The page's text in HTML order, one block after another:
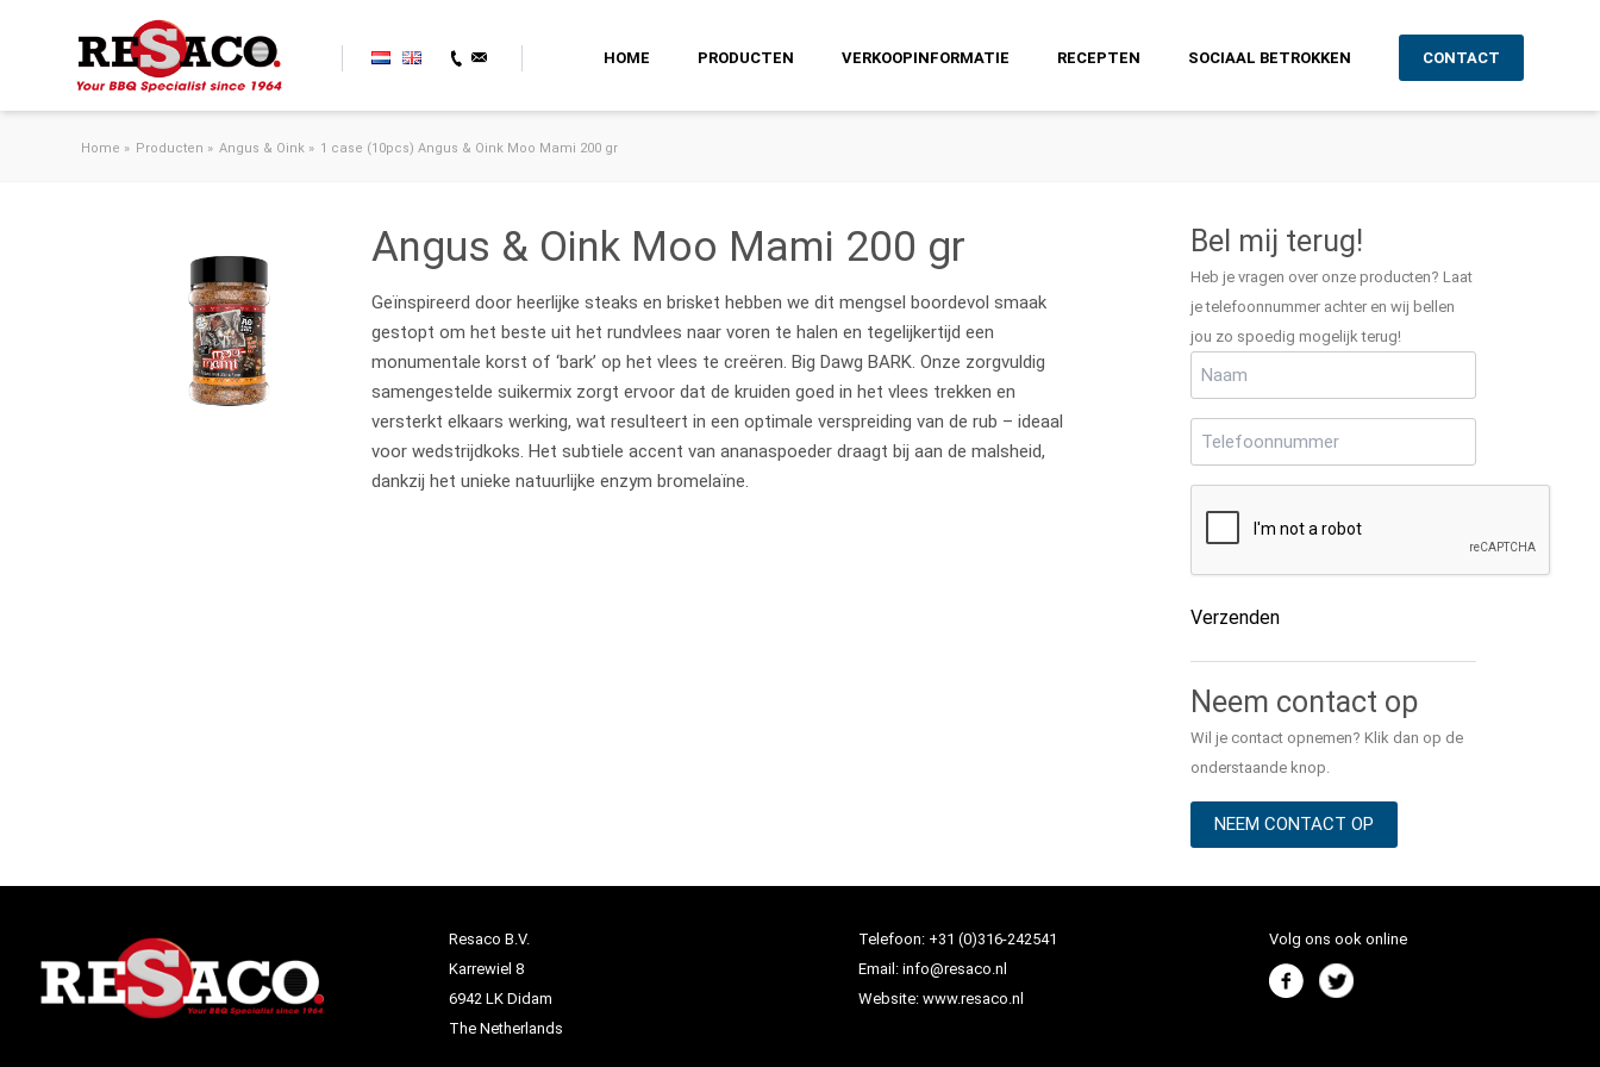
HOME PRODUCTEN VERKOOPINFORMATIE RECEPTEN SOCIAAL BETROKKEN CONTACT
Home » Producten » Angus & Oink » 1 case (10pcs) Angus & Oink Moo Mami 200 gr
Angus & Oink Moo Mami 200 gr
Geïnspireerd door heerlijke steaks en brisket hebben we dit mengsel boordevol smaak
gestopt om het beste uit het rundvlees naar voren te halen en tegelijkertijd een
monumentale korst of ‘bark’ op het vlees te creëren. Big Dawg BARK. Onze zorgvuldig
samengestelde suikermix zorgt ervoor dat de kruiden goed in het vlees trekken en
versterkt elkaars werking, wat resulteert in een optimale verspreiding van de rub – ideaal
voor wedstrijdkoks. Het subtiele accent van ananaspoeder draagt bij aan de malsheid,
dankzij het unieke natuurlijke enzym bromelaïne.
Bel mij terug!
Heb je vragen over onze producten? Laat
je telefoonnummer achter en wij bellen
jou zo spoedig mogelijk terug!
Naam
Telefoonnummer
Verzenden
Neem contact op
Wil je contact opnemen? Klik dan op de
onderstaande knop.
NEEM CONTACT OP
Resaco B.V.
Karrewiel 8
6942 LK Didam
The Netherlands
Telefoon: +31 (0)316-242541
Email:info@resaco.nl
Website:www.resaco.nl
Volg ons ook online